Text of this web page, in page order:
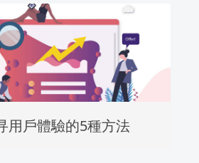
用戶體驗的5種方法